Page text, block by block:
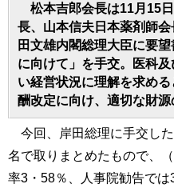
松本吉郎会長は11月15
長、山本信夫日本薬剤師
田文雄内閣総理大臣に要
に向けて」を手交。医科
い経営状況に理解を求め
酬改定に向け、適切な財源
今回、岸田総理に手交し
名で取りまとめたもので、
率3・58％、人事院勧告で